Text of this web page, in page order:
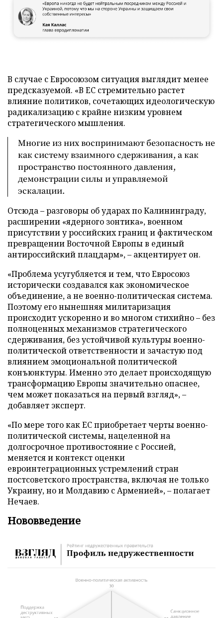
В случае с Евросоюзом ситуация выглядит менее
предсказуемой. «В ЕС стремительно растет
влияние политиков, сочетающих идеологическую
радикализацию с крайне низким уровнем
стратегического мышления.
Многие из них воспринимают безопасность не
как систему взаимного сдерживания, а как
пространство постоянного давления,
демонстрации силы и управляемой
эскалации.
Отсюда – разговоры об ударах по Калининграду,
расширении «ядерного зонтика», военном
присутствии у российских границ и фактическом
превращении Восточной Европы в единый
антироссийский плацдарм», – акцентирует он.
«Проблема усугубляется и тем, что Евросоюз
исторически создавался как экономическое
объединение, а не военно-политическая система.
Поэтому его нынешняя милитаризация
происходит ускоренно и во многом стихийно – без
полноценных механизмов стратегического
сдерживания, без устойчивой культуры военно-
политической ответственности и зачастую под
влиянием эмоциональной политической
конъюнктуры. Именно это делает происходящую
трансформацию Европы значительно опаснее,
чем может показаться на первый взгляд», –
добавляет эксперт.
«По мере того как ЕС приобретает черты военно-
политической системы, нацеленной на
долгосрочное противостояние с Россией,
меняется и контекст оценки
евроинтеграционных устремлений стран
постсоветского пространства, включая не только
Украину, но и Молдавию с Арменией», – полагает
Нечаев.
Нововведение